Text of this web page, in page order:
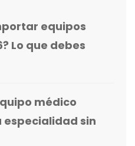
equipos
Lo que debes
médico
sin